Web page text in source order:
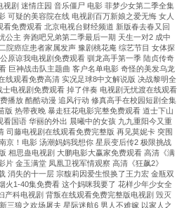
剧 迷情庄园 音乐僵尸 电影 菲梦少女第二季全集
可疑的美容院在线 电视剧百万新娘之爱无悔 女人
免费观看 北京电视台财经频道 新版春去春又回
公主 奔跑吧兄弟第二季最后一期 天生一对2 成中
院癌症患者家属发声 豫剧桃花庵 综艺节目 女体探
原谅我电视剧免费观看 驯龙高手第一季 陆贞传奇
巨神战击队主题曲 客户名单电影 奇怪的美发乌龙
线观看免费高清 实况足球8中文解说版 决战黎明全
电视剧免费观看 掉了伴奏 电视剧无忧渡在线观看
播放 酷酷动漫 追风行动 修真高手在校园短剧全集
版 热带夜晚 暴走狂花电影完整免费观看 道士下山
国语 华丽的外出 晨曦中的女孩 九九重阳今又重
司藤电视剧在线观看免费完整版 再见莫妮卡 突围
京！电影 汤潮妈妈我想你 星辰变后传2 极限挑战
相思蛊电视剧 大鹏电影大赢家免费观看 高清《满
金玉满堂 凤凰卫视军情观察 高清《狂飙2》
消失的十一层 宗馥莉因爱生恨换了王力宏 金瓶双
火1-40集免费看 这个妈咪我要了 花样少年少女全
产科电视剧 背叛在线观看免费完整版电视剧 毁灭
三狼之欢场屠夫 星际迷航6 男人不难嫁 以家人之